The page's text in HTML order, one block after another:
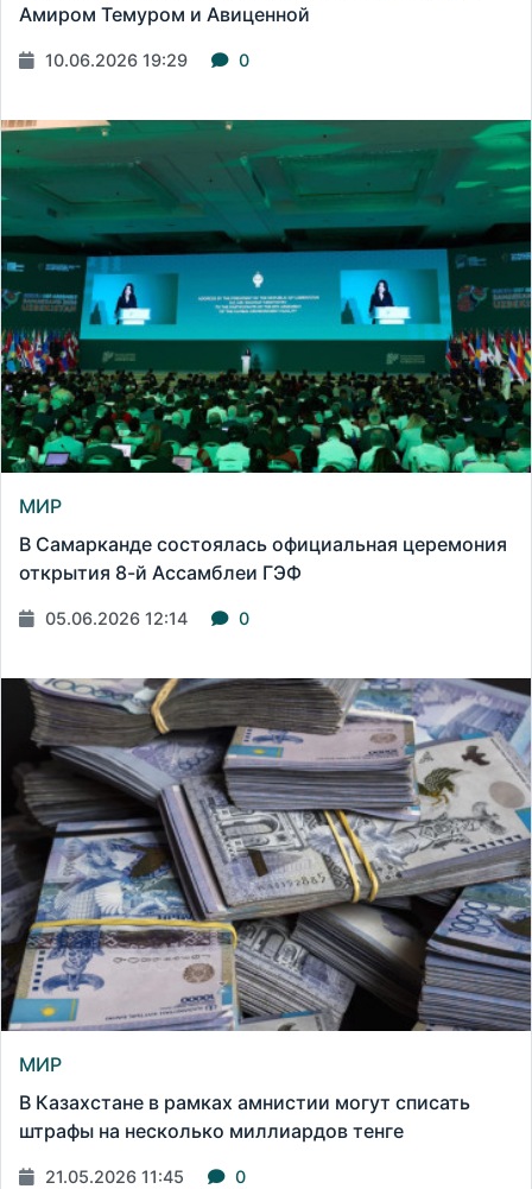
Амиром Темуром и Авиценной
10.06.2026 19:29 0
МИР
В Самарканде состоялась официальная церемония
открытия 8-й Ассамблеи ГЭФ
05.06.2026 12:14 0
МИР
В Казахстане в рамках амнистии могут списать
штрафы на несколько миллиардов тенге
21.05.2026 11:45 0